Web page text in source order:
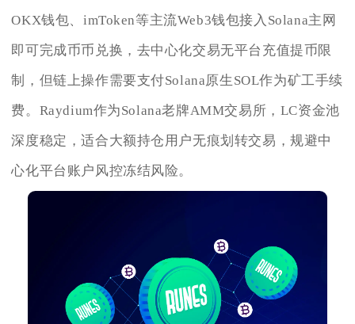
OKX钱包、imToken等主流Web3钱包接入Solana主网
即可完成币币兑换，去中心化交易无平台充值提币限
制，但链上操作需要支付Solana原生SOL作为矿工手续
费。Raydium作为Solana老牌AMM交易所，LC资金池
深度稳定，适合大额持仓用户无痕划转交易，规避中
心化平台账户风控冻结风险。